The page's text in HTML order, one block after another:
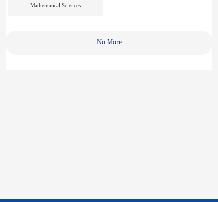
Mathematical Sciences
No More